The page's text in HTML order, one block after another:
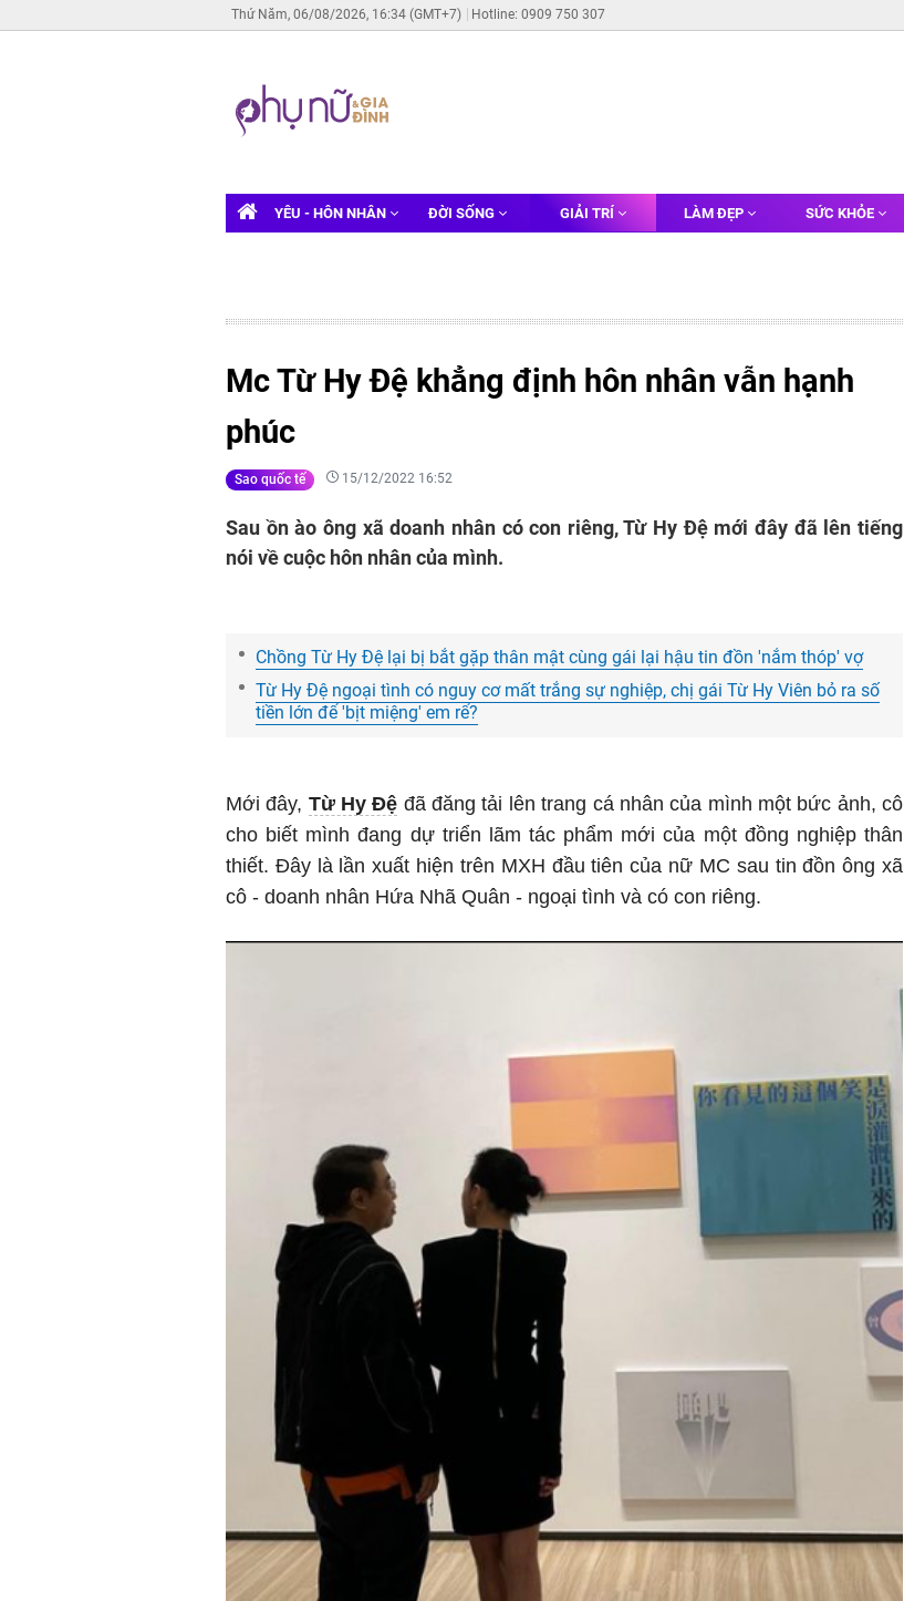
Thứ Năm, 06/08/2026, 16:34 (GMT+7) Hotline: 0909 750 307
YÊU - HÔN NHÂN ĐỜI SỐNG GIẢI TRÍ LÀM ĐẸP SỨC KHỎE
Mc Từ Hy Đệ khẳng định hôn nhân vẫn hạnh
phúc
Sao quốc tế 15/12/2022 16:52
Sau ồn ào ông xã doanh nhân có con riêng, Từ Hy Đệ mới đây đã lên tiếng
nói về cuộc hôn nhân của mình.
Chồng Từ Hy Đệ lại bị bắt gặp thân mật cùng gái lại hậu tin đồn 'nắm thóp' vợ
Từ Hy Đệ ngoại tình có nguy cơ mất trắng sự nghiệp, chị gái Từ Hy Viên bỏ ra số
tiền lớn để 'bịt miệng' em rể?
Mới đây, Từ Hy Đệ đã đăng tải lên trang cá nhân của mình một bức ảnh, cô
cho biết mình đang dự triển lãm tác phẩm mới của một đồng nghiệp thân
thiết. Đây là lần xuất hiện trên MXH đầu tiên của nữ MC sau tin đồn ông xã
cô - doanh nhân Hứa Nhã Quân - ngoại tình và có con riêng.